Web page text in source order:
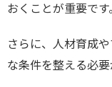
おくことが重要です
さらに、人材育成
な条件を整える必要